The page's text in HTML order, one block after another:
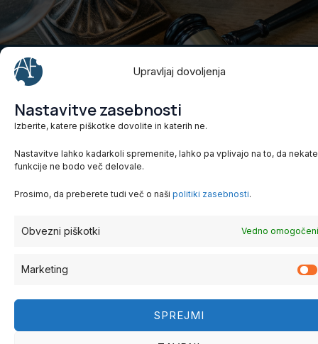
Upravljaj dovoljenja
Nastavitve zasebnosti
Izberite, katere piškotke dovolite in katerih ne.
Nastavitve lahko kadarkoli spremenite, lahko pa vplivajo na to, da
funkcije ne bodo več delovale.
Prosimo, da preberete tudi več o naši politiki zasebnosti.
Obvezni piškotki Vedno omogočeni
Marketing
SPREJMI
Alja Fakin
Trdinova ulica 5, 1000
041 893 012
© 2025 Alja Fakin. Vse pravice pridržane.